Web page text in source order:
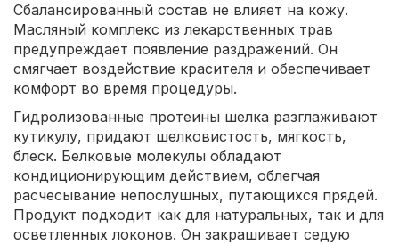
Сбалансированный состав не влияет на кожу.
Масляный комплекс из лекарственных трав
предупреждает появление раздражений. Он
смягчает воздействие красителя и обеспечивает
комфорт во время процедуры.
Гидролизованные протеины шелка разглаживают
кутикулу, придают шелковистость, мягкость,
блеск. Белковые молекулы обладают
кондиционирующим действием, облегчая
расчесывание непослушных, путающихся прядей.
Продукт подходит как для натуральных, так и для
осветленных локонов. Он закрашивает седую